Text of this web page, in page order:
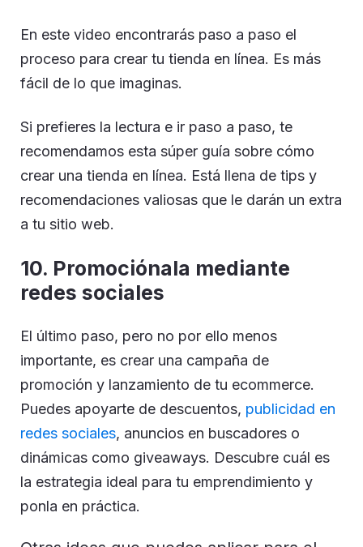
En este video encontrarás paso a paso el
proceso para crear tu tienda en línea. Es más
fácil de lo que imaginas.
Si prefieres la lectura e ir paso a paso, te
recomendamos esta súper guía sobre cómo
crear una tienda en línea. Está llena de tips y
recomendaciones valiosas que le darán un extra
a tu sitio web.
10. Promociónala mediante
redes sociales
El último paso, pero no por ello menos
importante, es crear una campaña de
promoción y lanzamiento de tu ecommerce.
Puedes apoyarte de descuentos, publicidad en
redes sociales, anuncios en buscadores o
dinámicas como giveaways. Descubre cuál es
la estrategia ideal para tu emprendimiento y
ponla en práctica.